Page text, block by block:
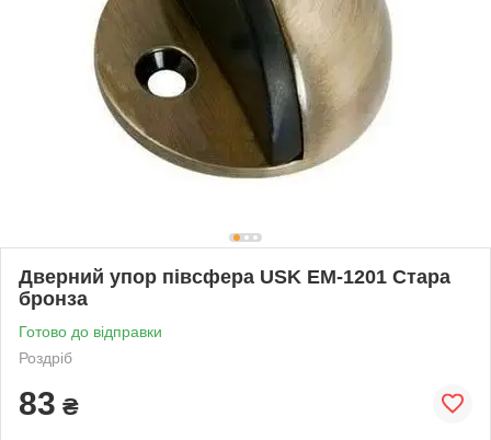
Дверний упор півсфера USK EM-1201 Стара
бронза
Готово до відправки
Роздріб
83 ₴